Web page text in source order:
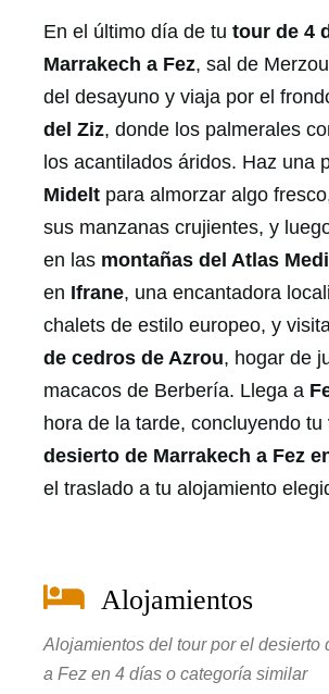
En el último día de tu tour de 4
Marrakech a Fez, sal de
del desayuno y viaja por el
del Ziz, donde los palmerales
los acantilados áridos. Haz una
Midelt para almorzar algo
sus manzanas crujientes, y
en las montañas del Atlas
en Ifrane, una encantadora
chalets de estilo europeo, y
de cedros de Azrou, hogar de
macacos de Berbería. Llega a
hora de la tarde, concluyendo tu
desierto de Marrakech a Fez
el traslado a tu alojamiento
Alojamientos
Alojamientos del tour por el desierto
a Fez en 4 días o categoría similar